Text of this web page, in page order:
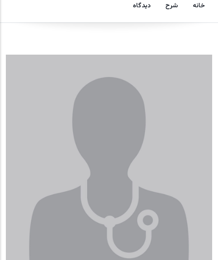
خانه شرح دیدگاه